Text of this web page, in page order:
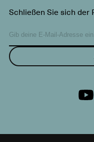
Schließen Sie sich der